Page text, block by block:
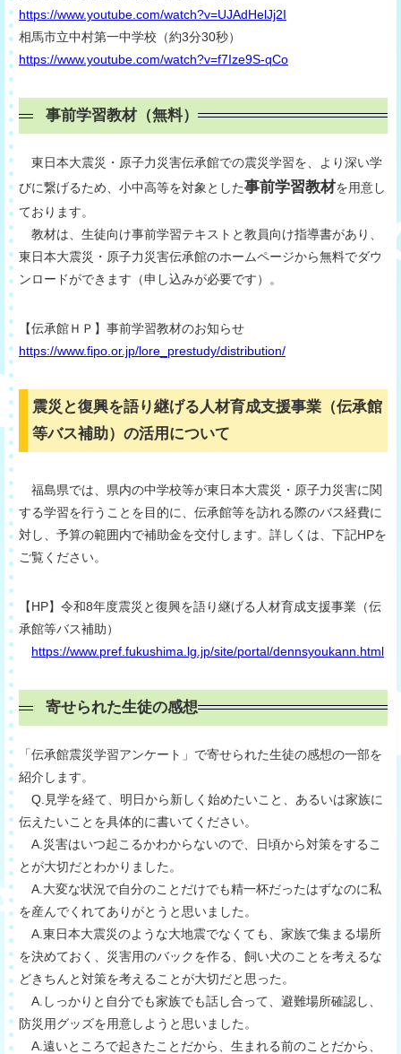
https://www.youtube.com/watch?v=UJAdHelJj2I
相馬市立中村第一中学校（約3分30秒）
https://www.youtube.com/watch?v=f7Ize9S-qCo
事前学習教材（無料）
東日本大震災・原子力災害伝承館での震災学習を、より深い学
びに繋げるため、小中高等を対象とした事前学習教材を用意し
ております。
教材は、生徒向け事前学習テキストと教員向け指導書があり、
東日本大震災・原子力災害伝承館のホームページから無料でダウ
ンロードができます（申し込みが必要です）。
【伝承館ＨＰ】事前学習教材のお知らせ
https://www.fipo.or.jp/lore_prestudy/distribution/
震災と復興を語り継げる人材育成支援事業（伝承館
等バス補助）の活用について
福島県では、県内の中学校等が東日本大震災・原子力災害に関
する学習を行うことを目的に、伝承館等を訪れる際のバス経費に
対し、予算の範囲内で補助金を交付します。詳しくは、下記HPを
ご覧ください。
【HP】令和8年度震災と復興を語り継げる人材育成支援事業（伝
承館等バス補助）
https://www.pref.fukushima.lg.jp/site/portal/dennsyoukann.html
寄せられた生徒の感想
「伝承館震災学習アンケート」で寄せられた生徒の感想の一部を
紹介します。
Q.見学を経て、明日から新しく始めたいこと、あるいは家族に
伝えたいことを具体的に書いてください。
A.災害はいつ起こるかわからないので、日頃から対策をするこ
とが大切だとわかりました。
A.大変な状況で自分のことだけでも精一杯だったはずなのに私
を産んでくれてありがとうと思いました。
A.東日本大震災のような大地震でなくても、家族で集まる場所
を決めておく、災害用のバックを作る、飼い犬のことを考えるな
どきちんと対策を考えることが大切だと思った。
A.しっかりと自分でも家族でも話し合って、避難場所確認し、
防災用グッズを用意しようと思いました。
A.遠いところで起きたことだから、生まれる前のことだから、